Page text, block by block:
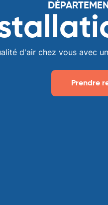
d'air chez vous avec
Prendre